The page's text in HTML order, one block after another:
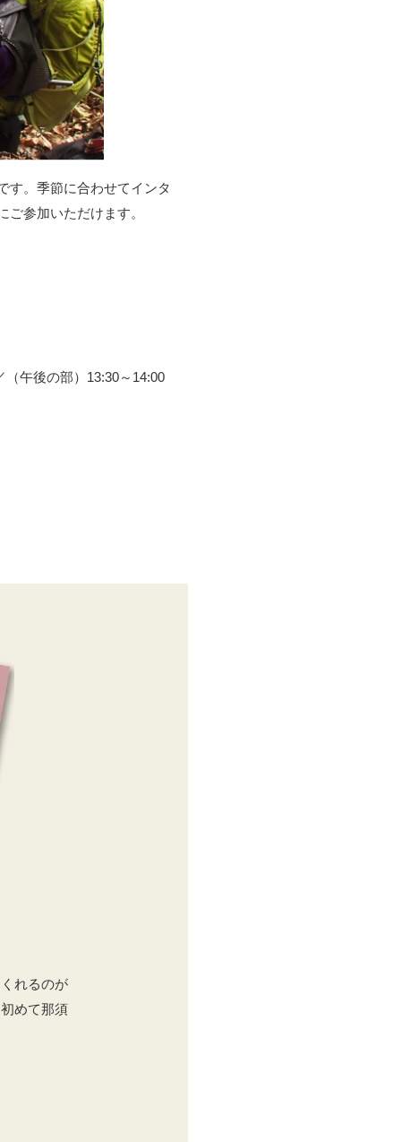
す。季節に合わせてインタ
参加いただけます。
後の部）13:30～14:00
れるのが
めて那須